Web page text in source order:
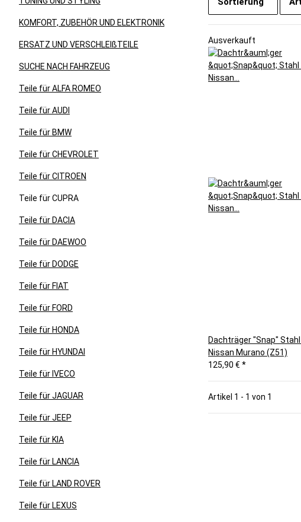
Ausverkauft
Dachträger "Snap"
Nissan Murano (Z51)
125,90 € *
Artikel 1 - 1 von 1
KOMFORT, ZUBEHÖR UND ELEKTRONIK
ERSATZ UND VERSCHLEIßTEILE
SUCHE NACH FAHRZEUG
Teile für ALFA ROMEO
Teile für AUDI
Teile für BMW
Teile für CHEVROLET
Teile für CITROEN
Teile für CUPRA
Teile für DACIA
Teile für DAEWOO
Teile für DODGE
Teile für FIAT
Teile für FORD
Teile für HONDA
Teile für HYUNDAI
Teile für IVECO
Teile für JAGUAR
Teile für JEEP
Teile für KIA
Teile für LANCIA
Teile für LAND ROVER
Teile für LEXUS